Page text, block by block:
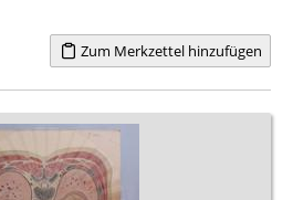
Zum Merkzettel hinzufügen